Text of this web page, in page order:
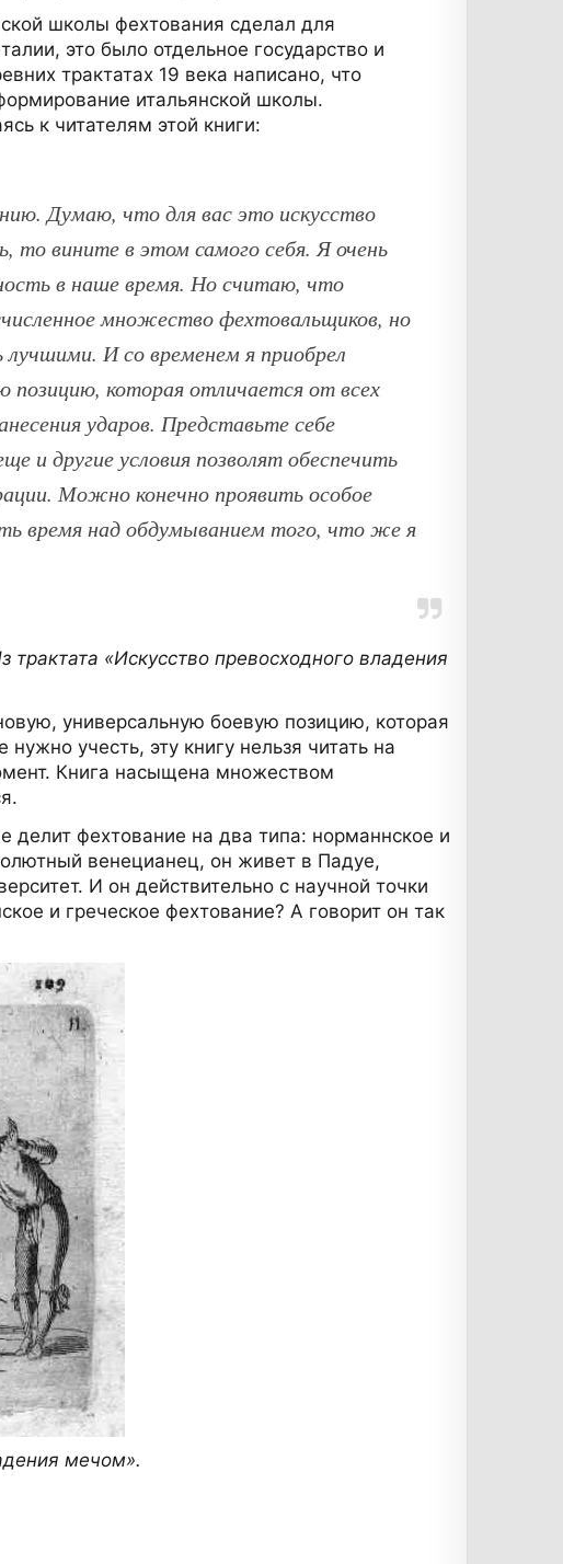
школы фехтования сделал для
это было отдельное государство и
трактатах 19 века написано, что
итальянской школы.
к читателям этой книги:
Думаю, что для вас это искусство
то вините в этом самого себя. Я очень
в наше время. Но считаю, что
множество фехтовальщиков, но
И со временем я приобрел
которая отличается от всех
ударов. Представьте себе
и другие условия позволят обеспечить
Можно конечно проявить особое
время над обдумыванием того, что же я
«Искусство превосходного владения
универсальную боевую позицию, которая
учесть, эту книгу нельзя читать на
Книга насыщена множеством
делит фехтование на два типа: норманнское и
венецианец, он живет в Падуе,
И он действительно с научной точки
и греческое фехтование? А говорит он так
мечом».